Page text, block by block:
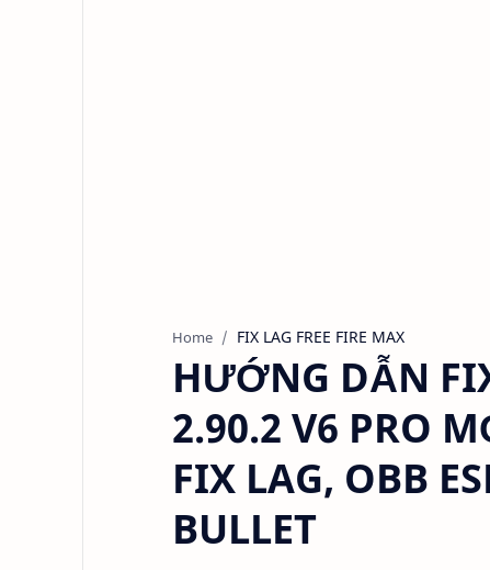
Home FIX LAG FREE FIRE MAX
HƯỚNG DẪN
2.90.2 V6 PRO
FIX LAG, OBB
BULLET